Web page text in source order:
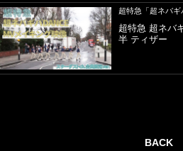
超特急「超ネバ
超特急 超ネバ
半 ティザー
BACK